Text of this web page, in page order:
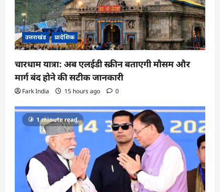
उत्तराखंड प्रादेशिक
चारधाम यात्रा: अब एलईडी स्क्रीन बताएगी मौसम और
मार्ग बंद होने की सटीक जानकारी
Fark India 15 hours ago 0
1 minute read